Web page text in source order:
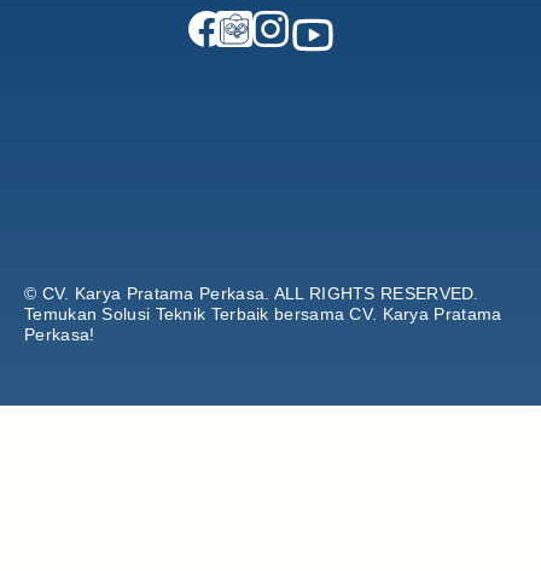
© CV. Karya Pratama Perkasa. ALL RIGHTS RESERVED.
Temukan Solusi Teknik Terbaik bersama CV. Karya Pratama
Perkasa!